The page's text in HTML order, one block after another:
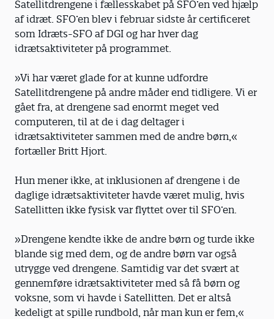
Satellitdrengene i fællesskabet på SFO’en ved hjælp
af idræt. SFO’en blev i februar sidste år certificeret
som Idræts-SFO af DGI og har hver dag
idrætsaktiviteter på programmet.
»Vi har været glade for at kunne udfordre
Satellitdrengene på andre måder end tidligere. Vi er
gået fra, at drengene sad enormt meget ved
computeren, til at de i dag deltager i
idrætsaktiviteter sammen med de andre børn,«
fortæller Britt Hjort.
Hun mener ikke, at inklusionen af dren­gene i de
daglige idrætsaktiviteter havde været mulig, hvis
Satellitten ikke fysisk var flyttet over til SFO’en.
»Drengene kendte ikke de andre børn og turde ikke
blande sig med dem, og de andre børn var også
utrygge ved drengene. Samtidig var det svært at
gennemføre idrætsaktivi­teter med så få børn og
voksne, som vi havde i Satellitten. Det er altså
kedeligt at spille rundbold, når man kun er fem,«